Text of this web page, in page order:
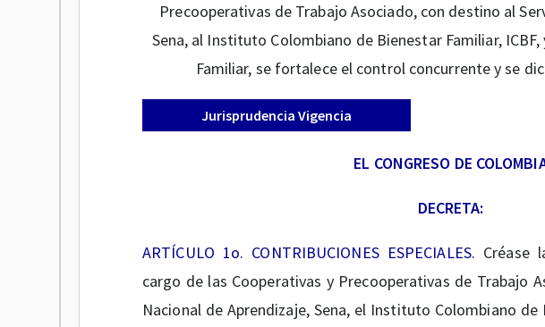
Precooperativas de Trabajo Asociado, con destino al
Sena, al Instituto Colombiano de Bienestar Familiar, ICBF,
Familiar, se fortalece el control concurrente y se
Jurisprudencia Vigencia
EL CONGRESO DE
DECRETA:
ARTÍCULO 1o. CONTRIBUCIONES ESPECIALES. Créase
cargo de las Cooperativas y Precooperativas de Trabajo
Nacional de Aprendizaje, Sena, el Instituto Colombiano de